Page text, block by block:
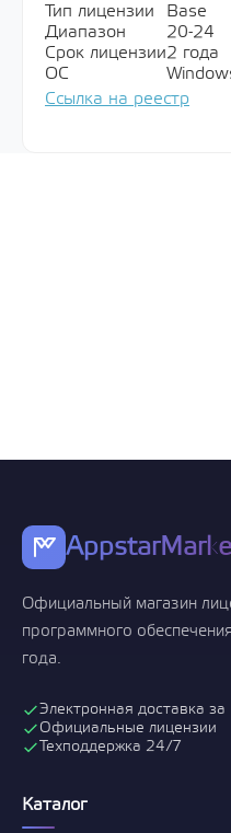
Тип лицензии
Base
Диапазон
20-24
Срок лицензии2 года
ОС
Ссылка на реестр
Официальный магазин
программного
года.
Электронная доставка
Официальные лицензии
Техподдержка 24/7
Каталог